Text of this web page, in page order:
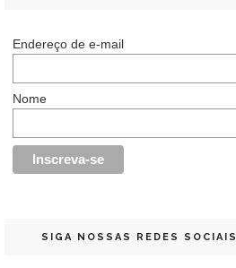
Endereço de e-mail
Nome
SIGA NOSSAS REDES SOCIAIS